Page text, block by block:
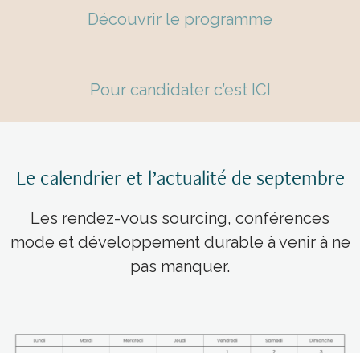
Découvrir le programme
Pour candidater c’est ICI
Le calendrier et l’actualité de septembre
Les rendez-vous sourcing, conférences
mode et développement durable à venir à ne
pas manquer.